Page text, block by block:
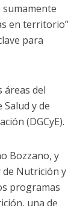
sumamente
en territorio”
para
del
y de
(DGCyE).
Bozzano, y
de Nutrición y
programas
una de